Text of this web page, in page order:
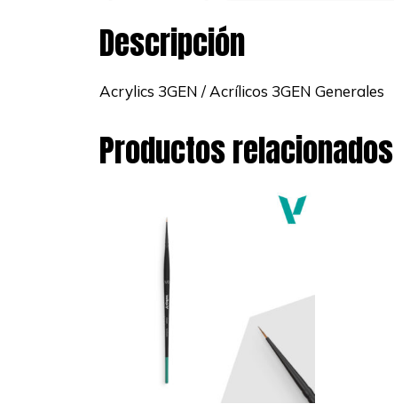
Descripción
Acrylics 3GEN / Acrílicos 3GEN Generales
Productos relacionados